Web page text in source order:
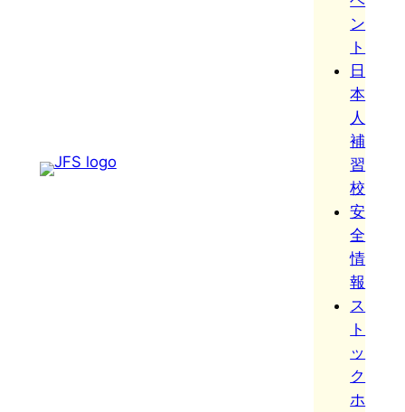
ン
ト
日
本
人
補
習
校
安
全
情
報
ス
ト
ッ
ク
ホ